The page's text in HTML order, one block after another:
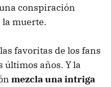
conspiración
muerte.
favoritas de los fans
últimos años. Y la
mezcla una intriga